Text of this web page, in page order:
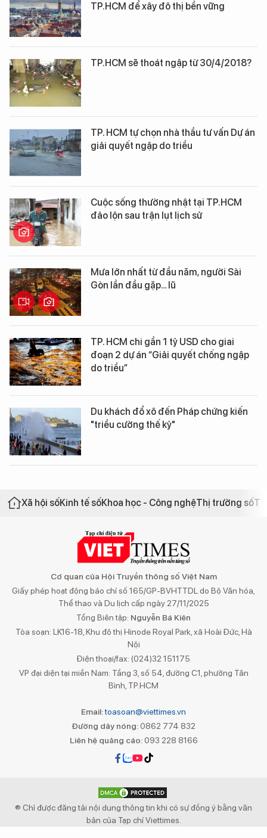
TP.HCM để xây đô thị bền vững
TP.HCM sẽ thoát ngập từ 30/4/2018?
TP. HCM tự chọn nhà thầu tư vấn Dự án
giải quyết ngập do triều
Cuộc sống thường nhật tại TP.HCM
đảo lộn sau trận lụt lịch sử
Mưa lớn nhất từ đầu năm, người Sài
Gòn lần đầu gặp… lũ
TP. HCM chi gần 1 tỷ USD cho giai
đoạn 2 dự án “Giải quyết chống ngập
do triều”
Du khách đổ xô đến Pháp chứng kiến
"triều cường thế kỷ"
Xã hội sốKinh tế sốKhoa học - Công nghệThị trường số
Cơ quan của Hội Truyền thông số Việt Nam
Giấy phép hoạt động báo chí số 165/GP-BVHTTDL do Bộ Văn hóa,
Thể thao và Du lịch cấp ngày 27/11/2025
Tổng Biên tập: Nguyễn Bá Kiên
Tòa soạn: LK16-18, Khu đô thị Hinode Royal Park, xã Hoài Đức, Hà
Nội
Điện thoại/fax: (024)32 151175
VP đại diện tại miền Nam: Tầng 3, số 54, đường C1, phường Tân
Bình, TP.HCM
Email:toasoan@viettimes.vn
Đường dây nóng: 0862 774 832
Liên hệ quảng cáo:093 228 8166
® Chỉ được đăng tải nội dung thông tin khi có sự đồng ý bằng văn
bản của Tạp chí Viettimes.